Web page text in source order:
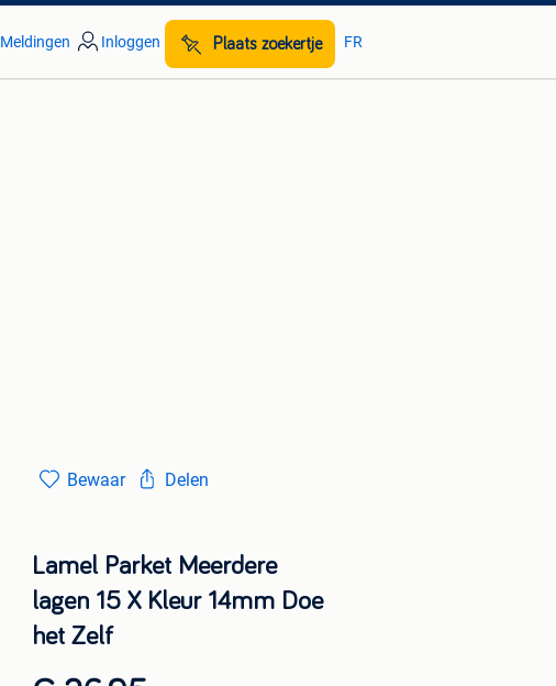
Meldingen Inloggen Plaats zoekertje FR
Bewaar Delen
Lamel Parket Meerdere
lagen 15 X Kleur 14mm Doe
het Zelf